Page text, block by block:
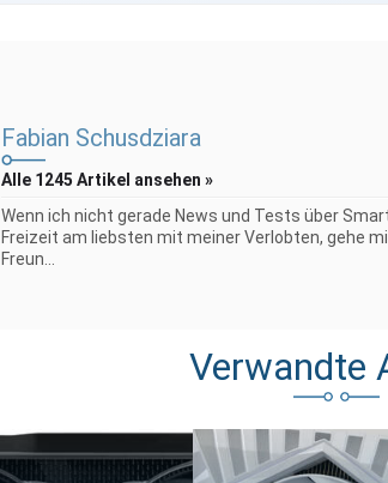
Fabian Schusdziara
Alle 1245 Artikel ansehen »
Wenn ich nicht gerade News und Tests über
Freizeit am liebsten mit meiner Verlobten, gehe
Freun...
Verwandte